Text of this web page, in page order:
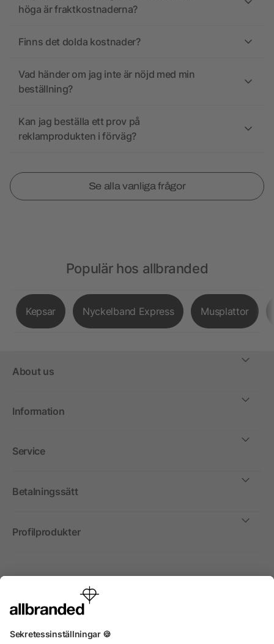
höga är fraktkostnaderna?
Finns det dolda kostnader?
Vad händer om jag inte är nöjd med min
beställning?
Kan jag beställa ett prov på
reklamprodukten i förväg?
Se alla vanliga frågor
Populär hos allbranded
Kepsar Nyckelband Express Musplattor
About us
Information
Service
Betalningssätt
Profilprodukter
Internationellt